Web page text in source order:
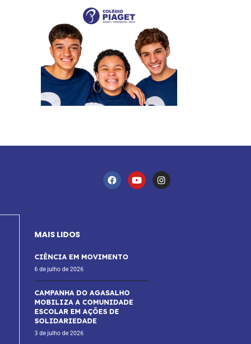
MAIS LIDOS
CIÊNCIA EM MOVIMENTO
6 de julho de 2026
CAMPANHA DO AGASALHO
MOBILIZA A COMUNIDADE
ESCOLAR EM AÇÕES DE
SOLIDARIEDADE
3 de julho de 2026